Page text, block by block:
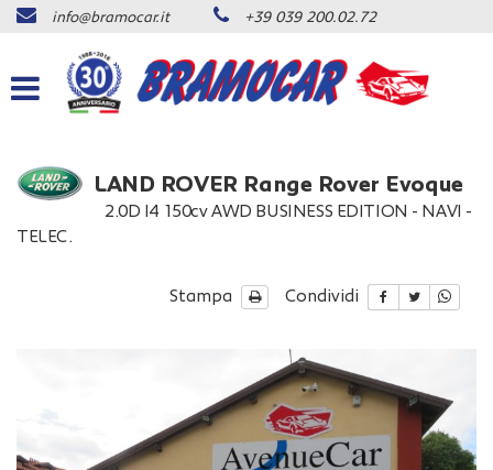
info@bramocar.it +39 039 200.02.72
LAND ROVER Range Rover Evoque
2.0D I4 150cv AWD BUSINESS EDITION - NAVI -
TELEC.
Stampa Condividi
preferenze
di
Il
seguente
ti
tecnologie